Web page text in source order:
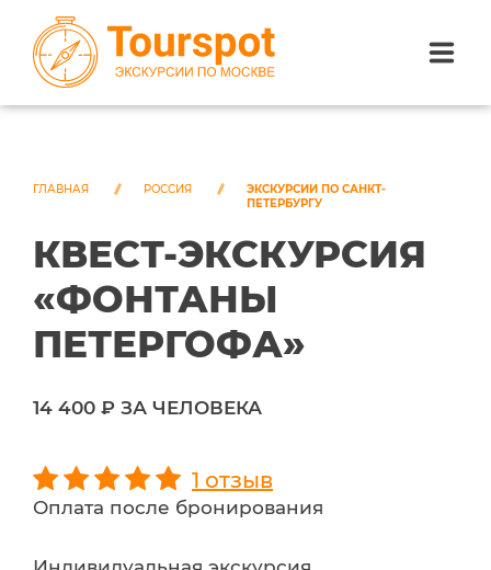
ЭКСКУРСИИ ПО МОСКВЕ
ЭКСКУРСИИ ПО СОЧИ
О НАС
ГЛАВНАЯ РОССИЯ
ЭКСКУРСИИ ПО САНКТ-
ПЕТЕРБУРГУ
КВЕСТ-ЭКСКУРСИЯ
«ФОНТАНЫ
ПЕТЕРГОФА»
14 400 ₽ ЗА ЧЕЛОВЕКА
1 отзыв
Оплата после бронирования